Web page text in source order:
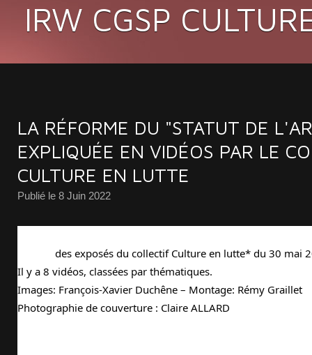
IRW CGSP
LA RÉFORME DU "STATUT DE
EXPLIQUÉE EN VIDÉOS PAR LE
CULTURE EN LUTTE
Publié le 8 Juin 2022
des exposés du collectif Culture en lutte* du 30 mai
Il y a 8 vidéos, classées par thématiques.
Images: François-Xavier Duchêne – Montage: Rémy Graillet
Photographie de couverture : Claire ALLARD